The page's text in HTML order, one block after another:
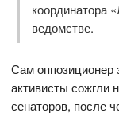
координатора
ведомстве.
Сам оппозиционер
активисты сожгли
сенаторов, после